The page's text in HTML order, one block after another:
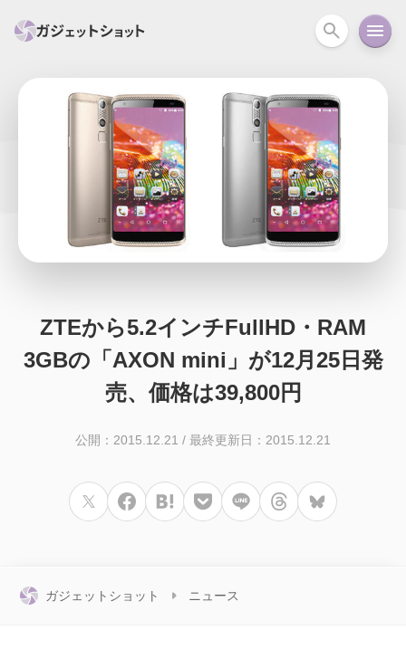
スマホ PC関連 カメラ
スマートホーム アクションカメラ カメラ
iPhone iPad Android コラム
ガイド ニュース オーディオ 周辺機器
ZTEから5.2インチFullHD・RAM
3GBの「AXON mini」が12月25日発
売、価格は39,800円
公開：2015.12.21 / 最終更新日：2015.12.21
ガジェットショット ニュース